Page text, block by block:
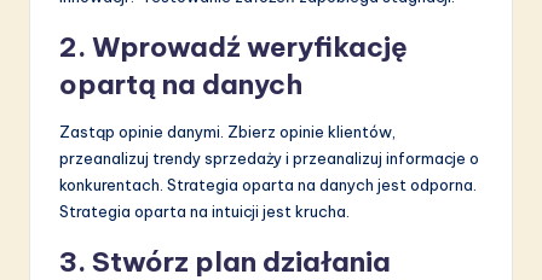
2. Wprowadź weryfikację
opartą na danych
Zastąp opinie danymi. Zbierz opinie klientów,
przeanalizuj trendy sprzedaży i przeanalizuj informacje o
konkurentach. Strategia oparta na danych jest odporna.
Strategia oparta na intuicji jest krucha.
3. Stwórz plan działania